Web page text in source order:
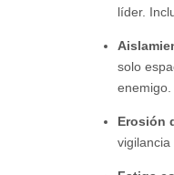
líder.
solo
enemigo.
Erosión